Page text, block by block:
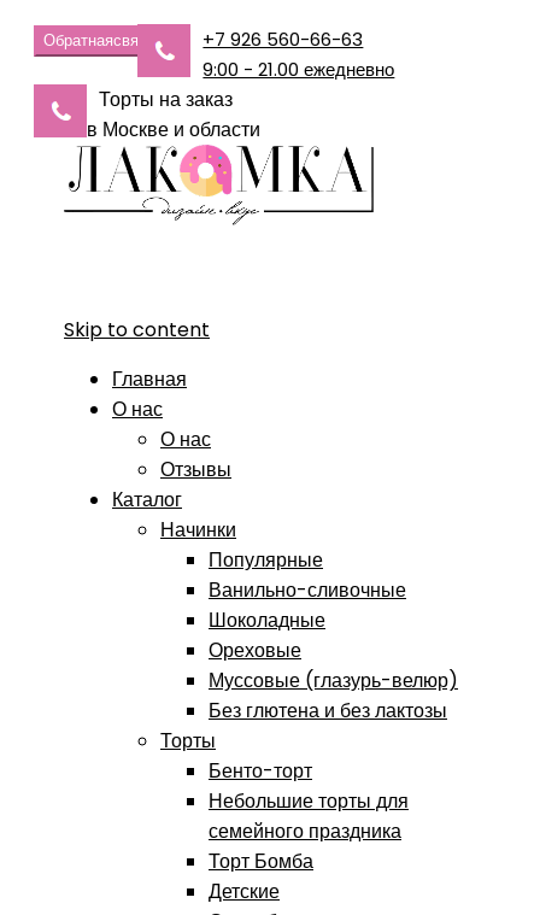
Обратнаясвязь
+7 926 560-66-63
9:00 - 21.00 ежедневно
Торты на заказ
в Москве и области
Skip to content
Главная
О нас
О нас
Отзывы
Каталог
Начинки
Популярные
Ванильно-сливочные
Шоколадные
Ореховые
Муссовые (глазурь-велюр)
Без глютена и без лактозы
Торты
Бенто-торт
Небольшие торты для
семейного праздника
Торт Бомба
Детские